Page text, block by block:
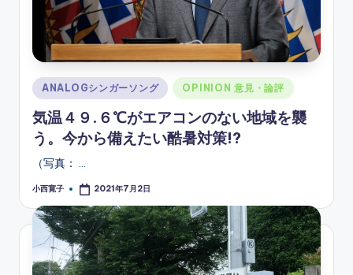
Posted
in
ANALOGシンガーソング OPINION 意見・論評
気温４９.６℃がエアコンのない地域を襲
う。今から備えたい酷暑対策!?
（写真： …
Posted
小西寛子 2021年7月2日